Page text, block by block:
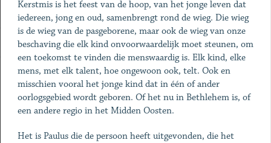
Kerstmis is het feest van de hoop, van het jonge leven dat
iedereen, jong en oud, samenbrengt rond de wieg. Die wieg
is de wieg van de pasgeborene, maar ook de wieg van onze
beschaving die elk kind onvoorwaardelijk moet steunen, om
een toekomst te vinden die menswaardig is. Elk kind, elke
mens, met elk talent, hoe ongewoon ook, telt. Ook en
misschien vooral het jonge kind dat in één of ander
oorlogsgebied wordt geboren. Of het nu in Bethlehem is, of
een andere regio in het Midden Oosten.
Het is Paulus die de persoon heeft uitgevonden, die het